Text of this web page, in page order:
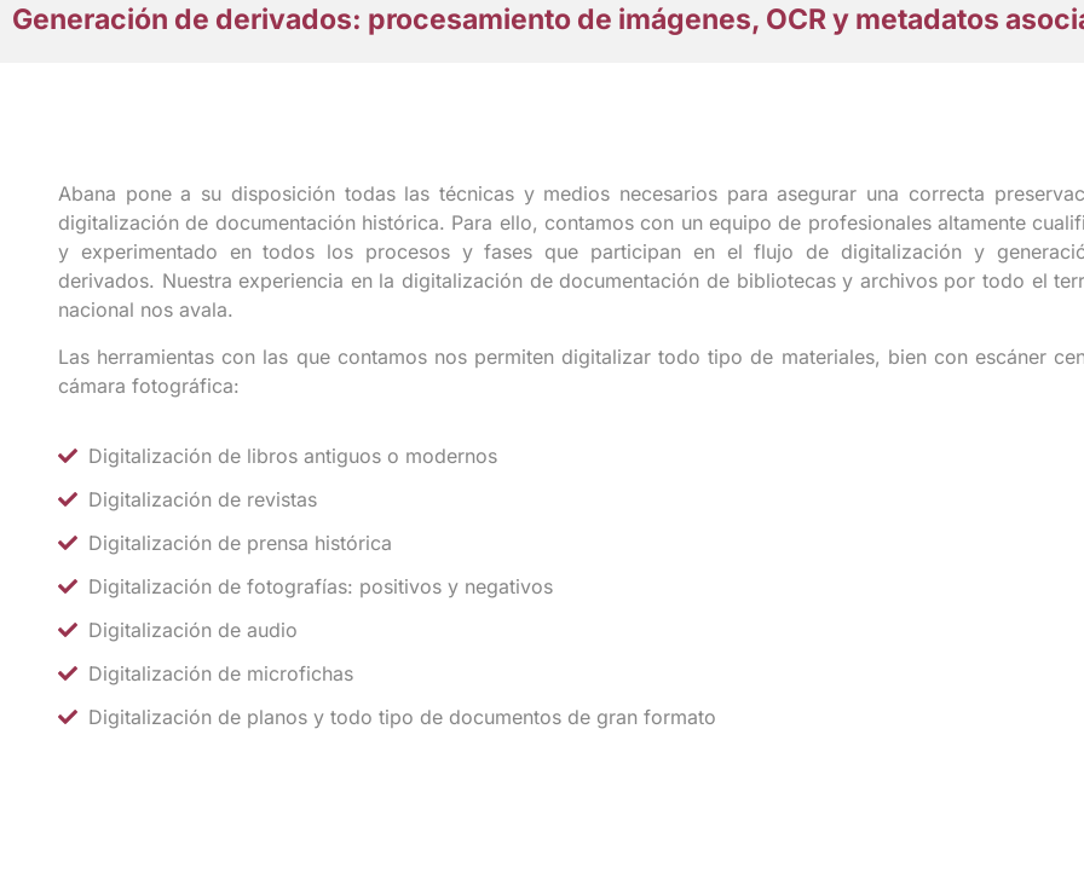
Generación de derivados: procesamiento de imágenes, OCR y metadatos
Abana pone a su disposición todas las técnicas y medios necesarios para asegurar una correcta
digitalización de documentación histórica. Para ello, contamos con un equipo de profesionales altamente
y experimentado en todos los procesos y fases que participan en el flujo de digitalización y
derivados. Nuestra experiencia en la digitalización de documentación de bibliotecas y archivos por todo el
nacional nos avala.
Las herramientas con las que contamos nos permiten digitalizar todo tipo de materiales, bien con escáner
cámara fotográfica:
Digitalización de libros antiguos o modernos
Digitalización de revistas
Digitalización de prensa histórica
Digitalización de fotografías: positivos y negativos
Digitalización de audio
Digitalización de microfichas
Digitalización de planos y todo tipo de documentos de gran formato